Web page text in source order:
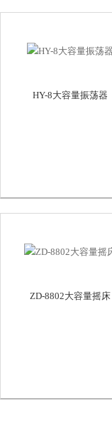
HY-8大容量振荡器
ZD-8802大容量摇床